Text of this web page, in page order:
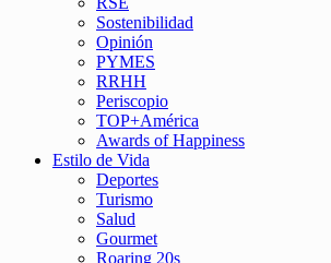
Sostenibilidad
Opinión
PYMES
RRHH
Periscopio
TOP+América
Awards of Happiness
Estilo de Vida
Deportes
Turismo
Salud
Gourmet
Roaring 20s